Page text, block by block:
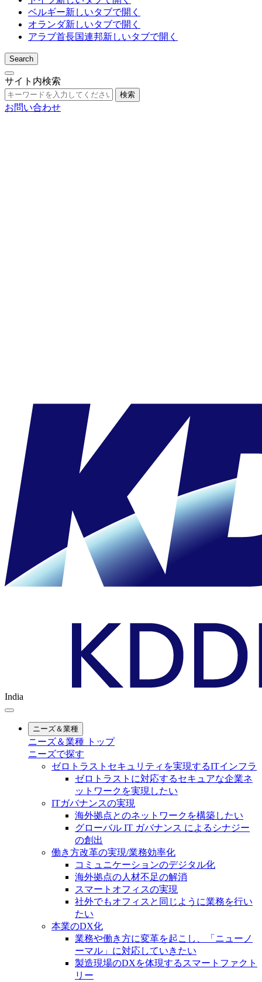
ベルギー新しいタブで開く
オランダ新しいタブで開く
アラブ首長国連邦新しいタブで開く
Search
サイト内検索
検索
お問い合わせ
India
ニーズ＆業種
ニーズ＆業種 トップ
ニーズで探す
ゼロトラストセキュリティを実現するITインフラ
ゼロトラストに対応するセキュアな企業ネ
ットワークを実現したい
ITガバナンスの実現
海外拠点とのネットワークを構築したい
グローバル IT ガバナンス によるシナジー
の創出
働き方改革の実現/業務効率化
コミュニケーションのデジタル化
海外拠点の人材不足の解消
スマートオフィスの実現
社外でもオフィスと同じように業務を行い
たい
本業のDX化
業務や働き方に変革を起こし、「ニューノ
ーマル」に対応していきたい
製造現場のDXを体現するスマートファクト
リー